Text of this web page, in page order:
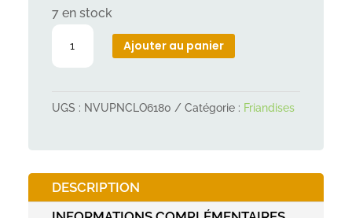
7 en stock
quantité
Stars
Ajouter au panier
UGS : NVUPNCLO6180 Catégorie : Friandises
DESCRIPTION